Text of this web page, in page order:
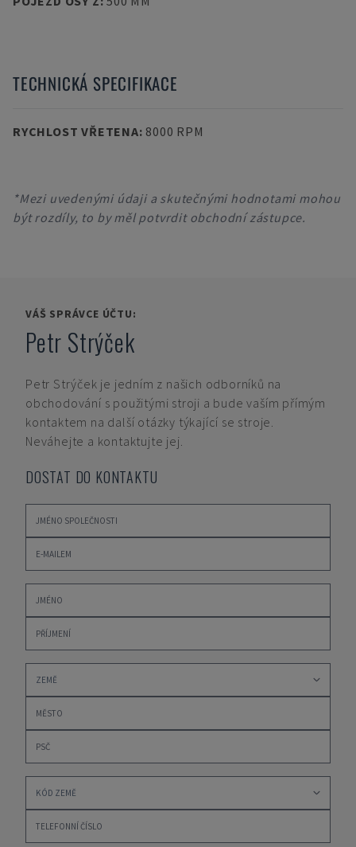
TECHNICKÁ SPECIFIKACE
RYCHLOST VŘETENA: 8000 RPM
*Mezi uvedenými údaji a skutečnými hodnotami mohou
být rozdíly, to by měl potvrdit obchodní zástupce.
VÁŠ SPRÁVCE ÚČTU:
Petr Strýček
Petr Strýček je jedním z našich odborníků na
obchodování s použitými stroji a bude vaším přímým
kontaktem na další otázky týkající se stroje.
Neváhejte a kontaktujte jej.
DOSTAT DO KONTAKTU